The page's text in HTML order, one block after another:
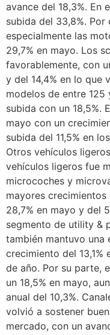
avance del 18,3%. En
subida del 33,8%.
especialmente las
29,7% en mayo. Los
favorablemente, con
y del 14,4% en lo que
modelos de entre
subida con un 18,5%.
mayo con un
subida del 11,5% en
Otros vehículos
vehículos ligeros fue
microcoches y
mayores
28,7% en mayo y del
segmento de utility &
también mantuvo una
crecimiento del 13,1%
de año. Por su parte,
un 18,5% en mayo,
anual del 10,3%.
volvió a sostener
mercado, con un